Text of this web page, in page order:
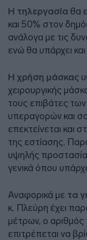
Η τηλεργασία θα
και 50% στον
ανάλογα με τις
ενώ θα υπάρχει
H χρήση μάσκας
χειρουργικής
τους επιβάτες
υπεραγορών και
επεκτείνεται και
της εστίασης.
υψηλής
γενικά όπου
Αναφορικά με τα
κ. Πλεύρη έχει
μέτρων, ο
επιτρέπεται να